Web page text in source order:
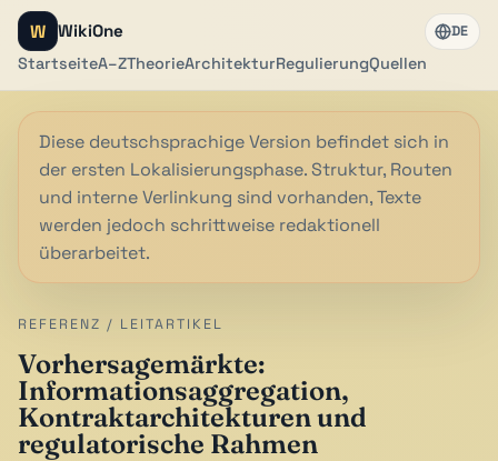
W WikiOne
StartseiteA–ZTheorieArchitekturRegulierungQuellen
DE
Diese deutschsprachige Version befindet sich in
der ersten Lokalisierungsphase. Struktur, Routen
und interne Verlinkung sind vorhanden, Texte
werden jedoch schrittweise redaktionell
überarbeitet.
REFERENZ / LEITARTIKEL
Vorhersagemärkte:
Informationsaggregation,
Kontraktarchitekturen und
regulatorische Rahmen